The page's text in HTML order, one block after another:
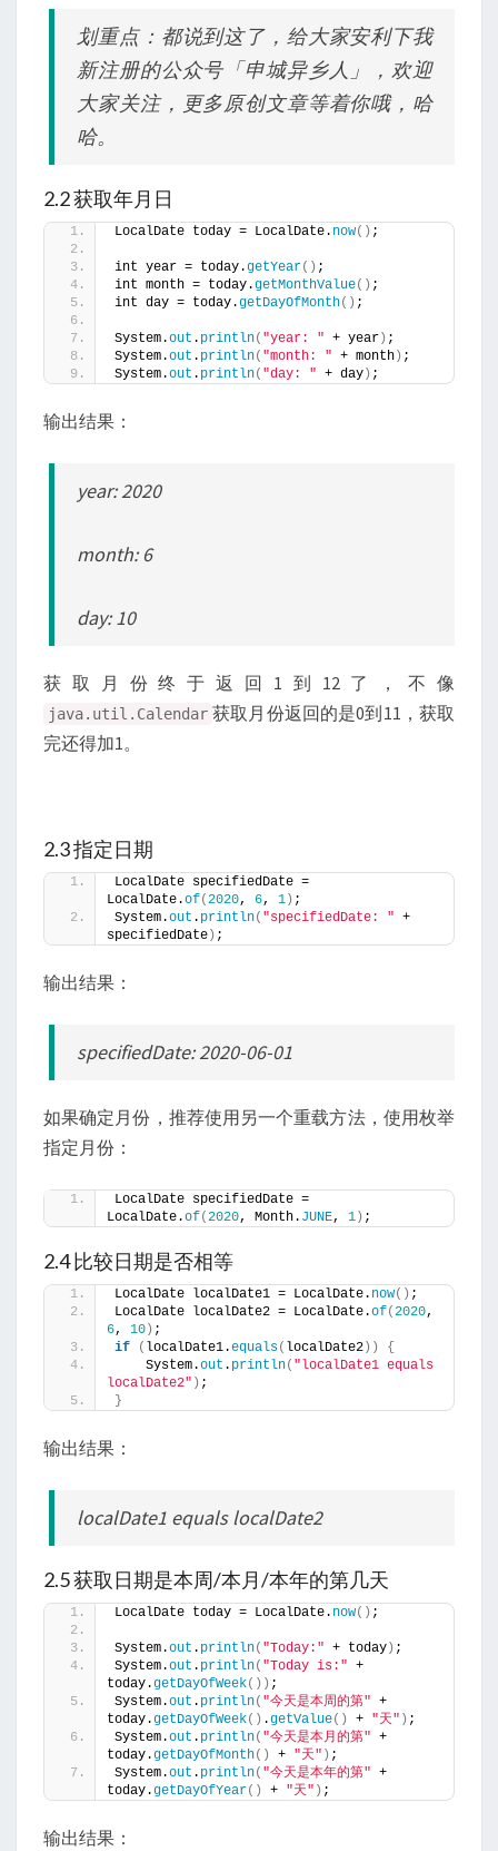
划重点：都说到这了，给大家安利下我
新注册的公众号「申城异乡人」，欢迎
大家关注，更多原创文章等着你哦，哈
哈。
2.2 获取年月日
LocalDate today = LocalDate. now() ;
int year = today.getYear() ;
int month = today.getMonthValue() ;
int day = today.getDayOfMonth() ;
System.out . println( "year: " + year ) ;
System.out . println( "month: " + month ) ;
System.out . println( "day: " + day ) ;
输出结果：
year: 2020
month: 6
day: 10
获取月份终于返回1到12了，不像
java.util.Calendar 获取月份返回的是0到11，获取
完还得加1。
2.3 指定日期
LocalDate specifiedDate =
LocalDate.of(2020, 6, 1 ) ;
System.out . println( "specifiedDate: " +
specifiedDate ) ;
输出结果：
specifiedDate: 2020-06-01
如果确定月份，推荐使用另一个重载方法，使用枚举
指定月份：
LocalDate specifiedDate =
LocalDate.of(2020, Month. JUNE, 1 ) ;
2.4 比较日期是否相等
LocalDate localDate1 = LocalDate. now() ;
LocalDate localDate2 = LocalDate.of(2020
6, 10 ) ;
if
( localDate1.equals( localDate2 ))
{
    System.
out . println( "localDate1 equals
localDate2" ) ;
}
输出结果：
localDate1 equals localDate2
2.5 获取日期是本周/本月/本年的第几天
LocalDate today = LocalDate. now() ;
System.out . println( "Today:" + today ) ;
System.out . println( "Today is:" +
today.getDayOfWeek()) ;
System.out . println( "今天是本周的第" +
today.getDayOfWeek() .getValue() + "天" ) ;
System.out . println( "今天是本月的第" +
today.getDayOfMonth() + "天" ) ;
System.out . println( "今天是本年的第" +
today.getDayOfYear() + "天" ) ;
输出结果：